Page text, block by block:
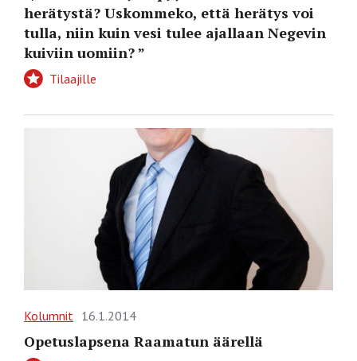
herätystä? Uskommeko, että herätys voi
tulla, niin kuin vesi tulee ajallaan Negevin
kuiviin uomiin? ”
Tilaajille
Kolumnit 16.1.2014
Opetuslapsena Raamatun äärellä